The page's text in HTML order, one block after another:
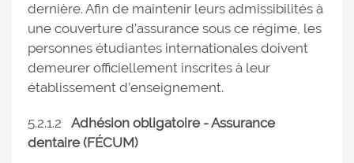
dernière. Afin de maintenir leurs admissibilités à
une couverture d’assurance sous ce régime, les
personnes étudiantes internationales doivent
demeurer officiellement inscrites à leur
établissement d’enseignement.
5.2.1.2 Adhésion obligatoire - Assurance
dentaire (FÉCUM)